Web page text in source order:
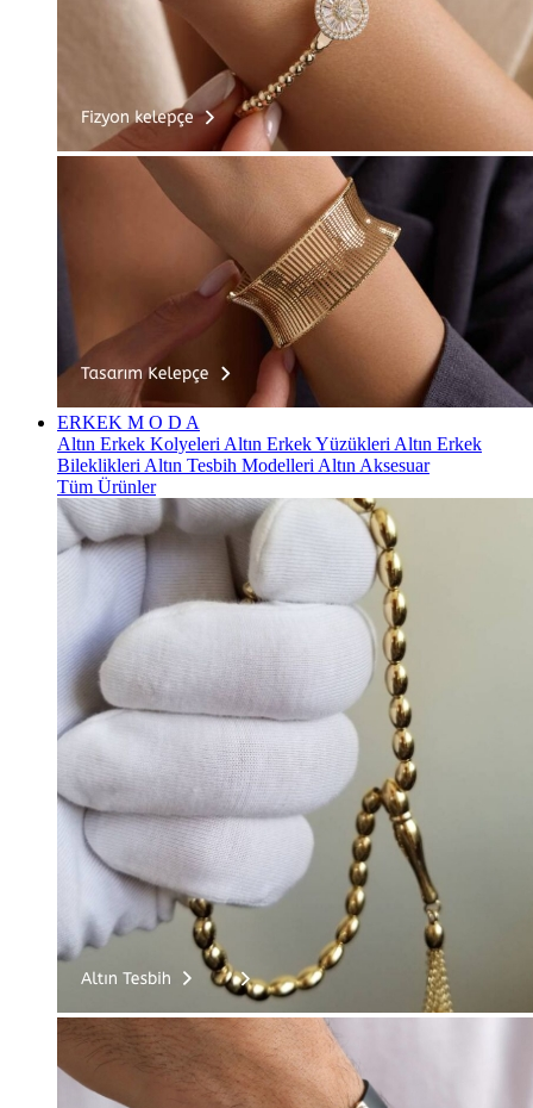
ERKEK M O D A
Altın Erkek Kolyeleri Altın Erkek Yüzükleri Altın Erkek
Bileklikleri Altın Tesbih Modelleri Altın Aksesuar
Tüm Ürünler